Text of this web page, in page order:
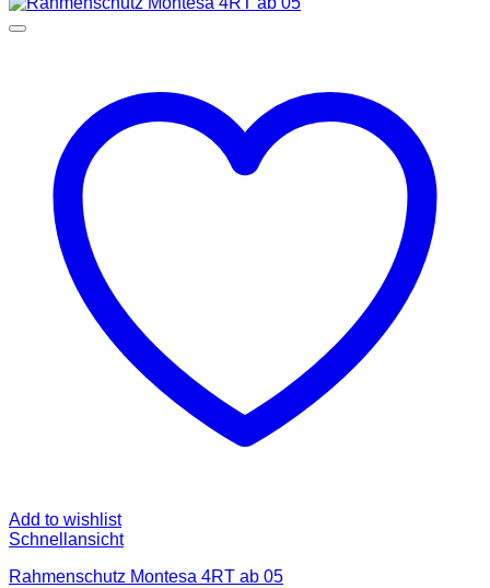
Add to wishlist
Schnellansicht
Rahmenschutz Montesa 4RT ab 05